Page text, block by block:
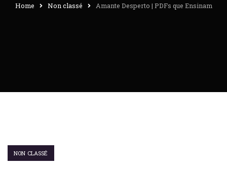
Home Non classé Amante Desperto | PDFs que Ensinam
NON CLASSÉ